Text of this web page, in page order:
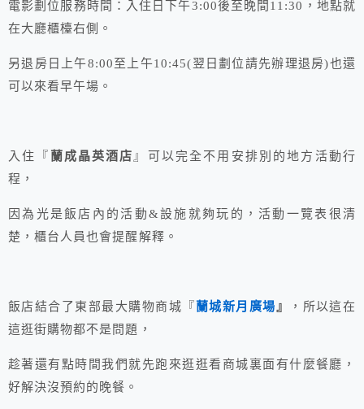
電影劃位服務時間：入住日下午3:00後至晚間11:30，地點就
在大廳櫃檯右側。
另退房日上午8:00至上午10:45(翌日劃位請先辦理退房)也還
可以來看早午場。
入住『 蘭成晶英酒店』可以完全不用安排別的地方活動行
程，
因為光是飯店內的活動&設施就夠玩的，活動一覽表很清
楚，櫃台人員也會提醒解釋。
飯店結合了東部最大購物商城『蘭城新月廣場』
，所以這在
這逛街購物都不是問題，
趁著還有點時間我們就先跑來逛逛看商城裏面有什麼餐廳，
好解決沒預約的晚餐。